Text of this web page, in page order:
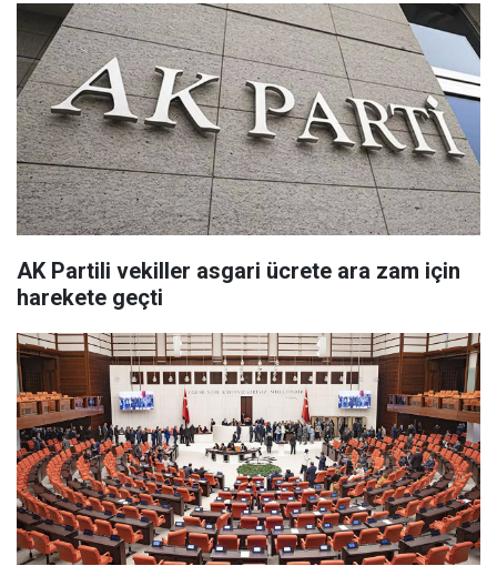
AK Partili vekiller asgari ücrete ara zam için
harekete geçti